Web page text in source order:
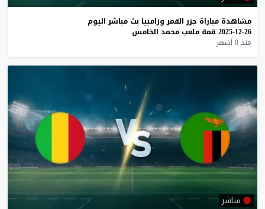
مشاهدة مباراة جزر القمر وزامبيا بث مباشر اليوم
26-12-2025
قمة ملعب محمد الخامس
منذ 8 أشهر
مباشر